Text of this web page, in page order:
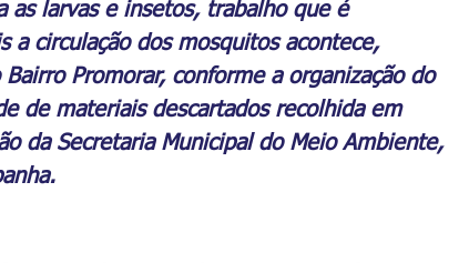
as larvas e insetos, trabalho que é
a circulação dos mosquitos acontece,
Promorar, conforme a organização do
de materiais descartados recolhida em
da Secretaria Municipal do Meio Ambiente,